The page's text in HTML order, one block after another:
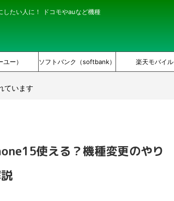
たい人に！ ドコモやauなど機種
ー） ソフトバンク（softbank） 楽天モバイル
ています
使える？機種変更のやり